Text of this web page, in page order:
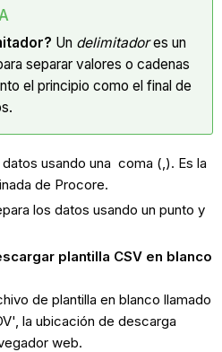
Un delimitadores un
separar valores o cadenas
el principio como el final de
datos usando una coma (,). Es la
de Procore.
los datos usando un punto y
plantilla CSV en blanco
de plantilla en blanco llamado
la ubicación de descarga
web.